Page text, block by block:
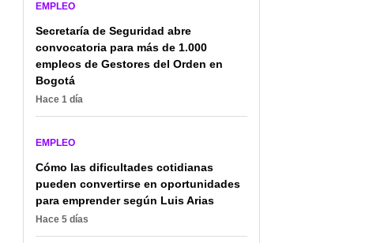
EMPLEO
Secretaría de Seguridad abre
convocatoria para más de 1.000
empleos de Gestores del Orden en
Bogotá
Hace 1 día
EMPLEO
Cómo las dificultades cotidianas
pueden convertirse en oportunidades
para emprender según Luis Arias
Hace 5 días